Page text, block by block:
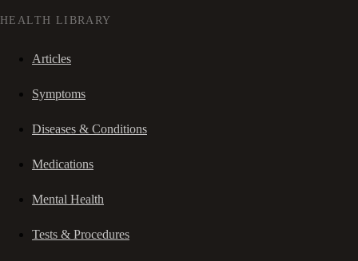
HEALTH LIBRARY
Articles
Symptoms
Diseases & Conditions
Medications
Mental Health
Tests & Procedures